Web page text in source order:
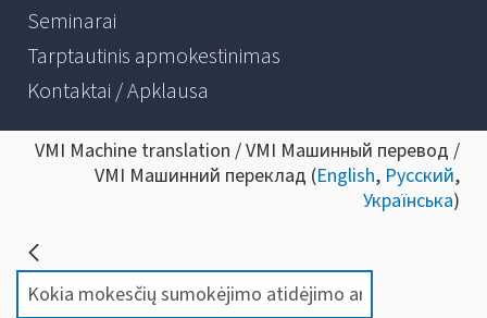
Seminarai
Tarptautinis apmokestinimas
Kontaktai / Apklausa
VMI Machine translation / VMI Машинный перевод /
VMI Машинний переклад (English, Русский,
Українська)